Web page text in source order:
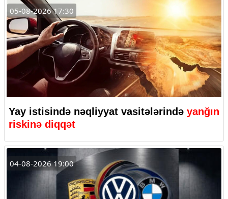
05-08-2026 17:30
Yay istisində nəqliyyat vasitələrində yanğın
riskinə diqqət
04-08-2026 19:00